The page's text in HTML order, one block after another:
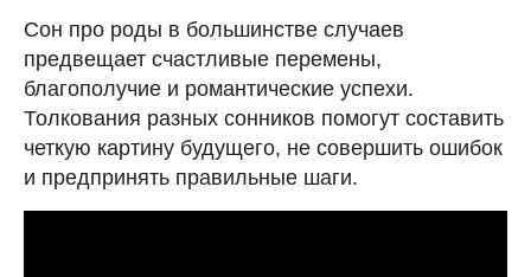
Сон про роды в большинстве случаев
предвещает счастливые перемены,
благополучие и романтические успехи.
Толкования разных сонников помогут составить
четкую картину будущего, не совершить ошибок
и предпринять правильные шаги.